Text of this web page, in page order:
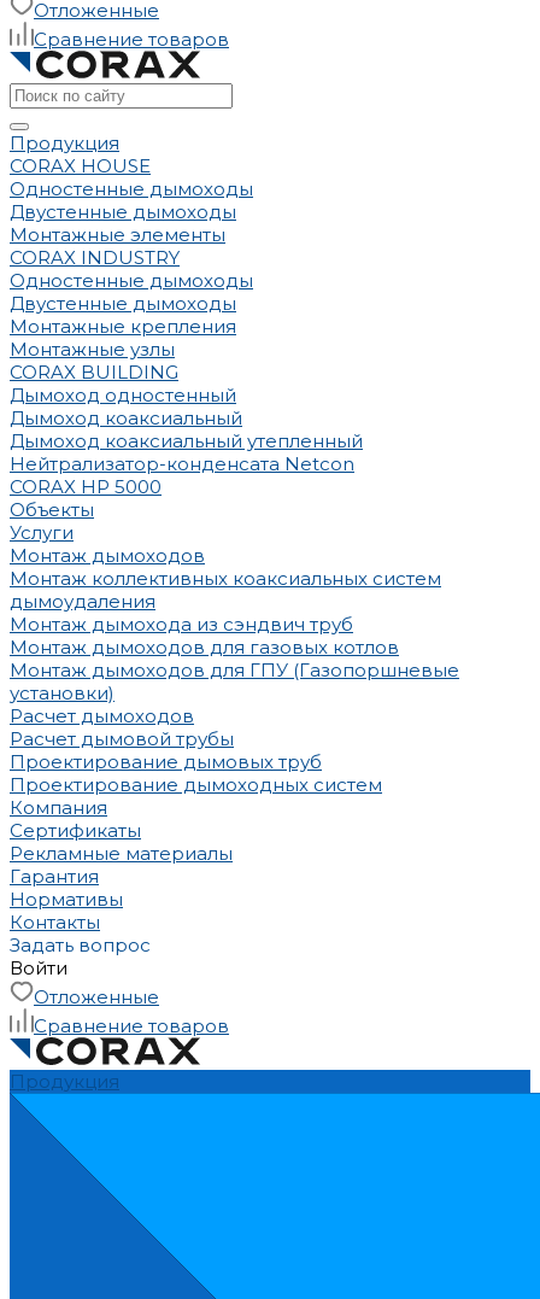
Отложенные
Сравнение товаров
Продукция
CORAX HOUSE
Одностенные дымоходы
Двустенные дымоходы
Монтажные элементы
CORAX INDUSTRY
Одностенные дымоходы
Двустенные дымоходы
Монтажные крепления
Монтажные узлы
CORAX BUILDING
Дымоход одностенный
Дымоход коаксиальный
Дымоход коаксиальный утепленный
Нейтрализатор-конденсата Netcon
CORAX HP 5000
Объекты
Услуги
Монтаж дымоходов
Монтаж коллективных коаксиальных систем
дымоудаления
Монтаж дымохода из сэндвич труб
Монтаж дымоходов для газовых котлов
Монтаж дымоходов для ГПУ (Газопоршневые
установки)
Расчет дымоходов
Расчет дымовой трубы
Проектирование дымовых труб
Проектирование дымоходных систем
Компания
Сертификаты
Рекламные материалы
Гарантия
Нормативы
Контакты
Задать вопрос
Войти
Отложенные
Сравнение товаров
Продукция